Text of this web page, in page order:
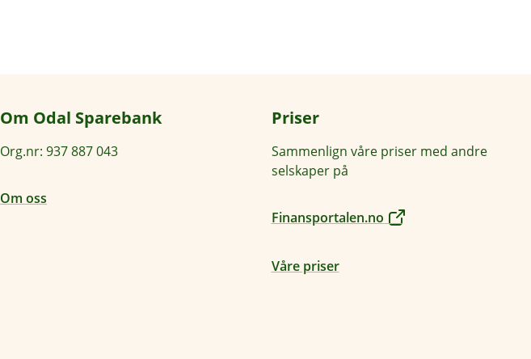
Om Odal Sparebank
Org.nr: 937 887 043
Om oss
Priser
Sammenlign våre priser med andre
selskaper på
Finansportalen.no
Våre priser